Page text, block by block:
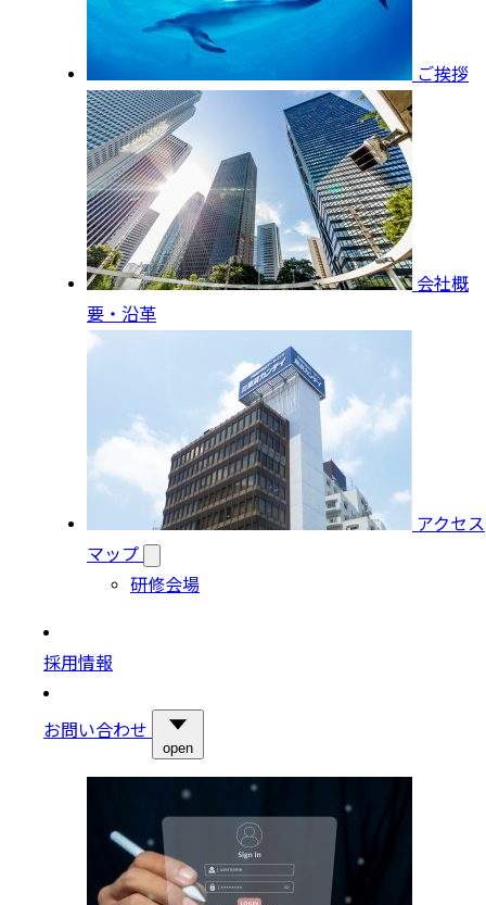
ご挨拶
会社概
要・沿革
アクセス
マップ
研修会場
採用情報
お問い合わせ
open